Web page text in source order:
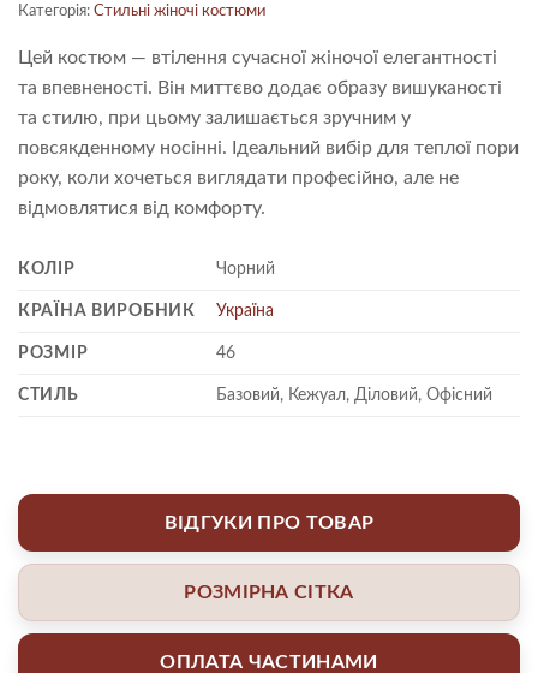
Категорія: Стильні жіночі костюми
Цей костюм — втілення сучасної жіночої елегантності
та впевненості. Він миттєво додає образу вишуканості
та стилю, при цьому залишається зручним у
повсякденному носінні. Ідеальний вибір для теплої пори
року, коли хочеться виглядати професійно, але не
відмовлятися від комфорту.
КОЛІР Чорний
КРАЇНА ВИРОБНИК Україна
РОЗМІР 46
СТИЛЬ Базовий, Кежуал, Діловий, Офісний
ВІДГУКИ ПРО ТОВАР
РОЗМІРНА СІТКА
ОПЛАТА ЧАСТИНАМИ